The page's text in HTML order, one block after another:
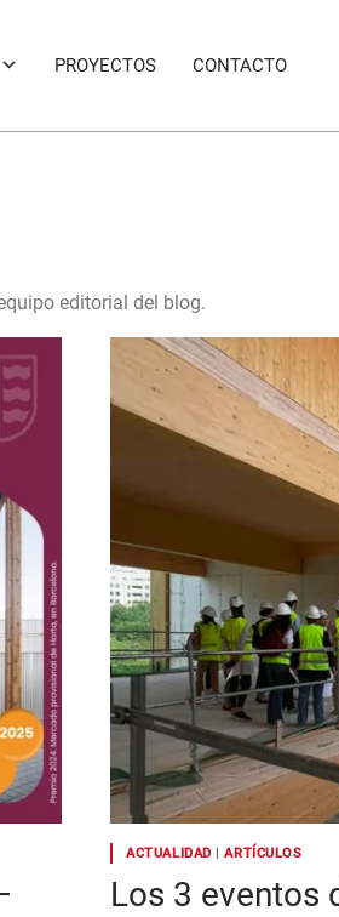
PROYECTOS CONTACTO
editorial del blog.
ACTUALIDAD |ARTÍCULOS
Los 3 eventos